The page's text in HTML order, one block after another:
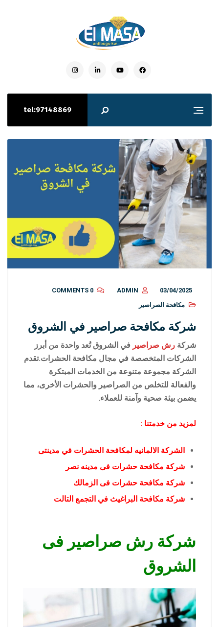
tel:97148869
03/04/2025
ADMIN
0 COMMENTS
مكافحة الصراصير
شركة مكافحة صراصير في الشروق
شركة رش صراصير في الشروقتُعد واحدة من أبرز
الشركات المتخصصة في مجال مكافحة الحشرات.تقدم
الشركة مجموعة متنوعة من الخدمات المبتكرة
والفعالة للتخلص من الصراصير والحشرات الأخرى، مما
يضمن بيئة صحية وآمنة للعملاء.
لمزيد من خدمتنا :
الشركة الالمانيه لمكافحة الحشرات في مدينتى
شركة مكافحة حشرات فى مدينه نصر
شركة مكافحة حشرات فى الزمالك
شركة مكافحة البراغيث في التجمع التالت
شركة رش صراصير فى
الشروق